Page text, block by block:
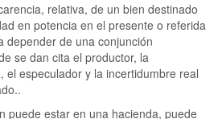
relativa, de un bien destinado
en potencia en el presente o referida
depender de una conjunción
se dan cita el productor, la
el especulador y la incertidumbre real
puede estar en una hacienda, puede